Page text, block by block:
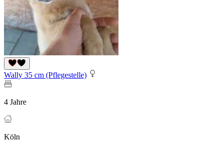
Wally 35 cm (Pflegestelle)
4 Jahre
Köln